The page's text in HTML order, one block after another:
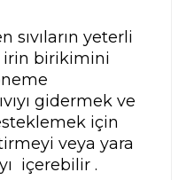
yeterli
irin birikimini
gidermek ve
için
veya yara
içerebilir .